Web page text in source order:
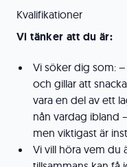
Kvalifikationer
Vi tänker att du är:
Vi söker dig som:
och gillar att
vara en del av ett
nån vardag ibland
men viktigast är
Vi vill höra vem du